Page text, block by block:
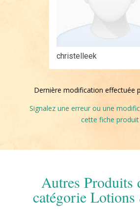
christelleek
Dernière modification effectuée
Signalez une erreur ou une
cette fiche produit
Autres Produits
catégorie